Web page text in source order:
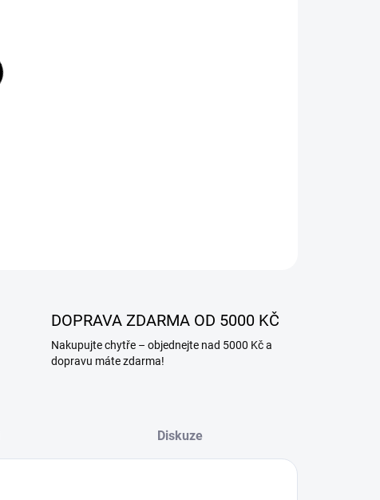
DOPRAVA ZDARMA OD 5000 KČ
Nakupujte chytře – objednejte nad 5000 Kč a
dopravu máte zdarma!
Diskuze